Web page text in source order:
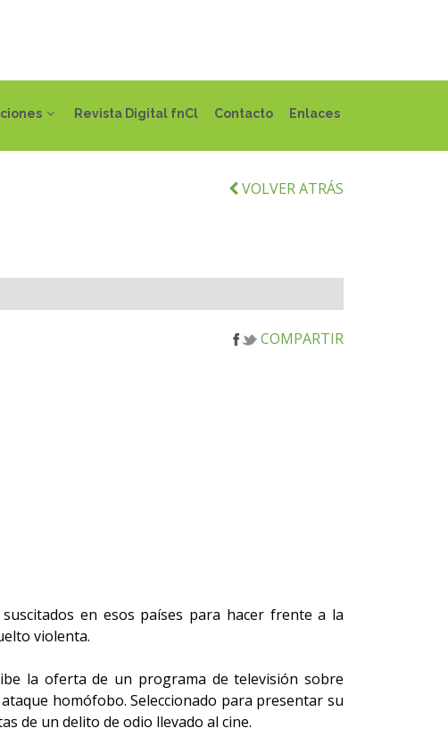
Revista Digital fnCl Contacto Enlaces
VOLVER ATRÁS
COMPARTIR
en esos países para hacer frente a la
violenta.
la oferta de un programa de televisión sobre
homófobo. Seleccionado para presentar su
de un delito de odio llevado al cine.